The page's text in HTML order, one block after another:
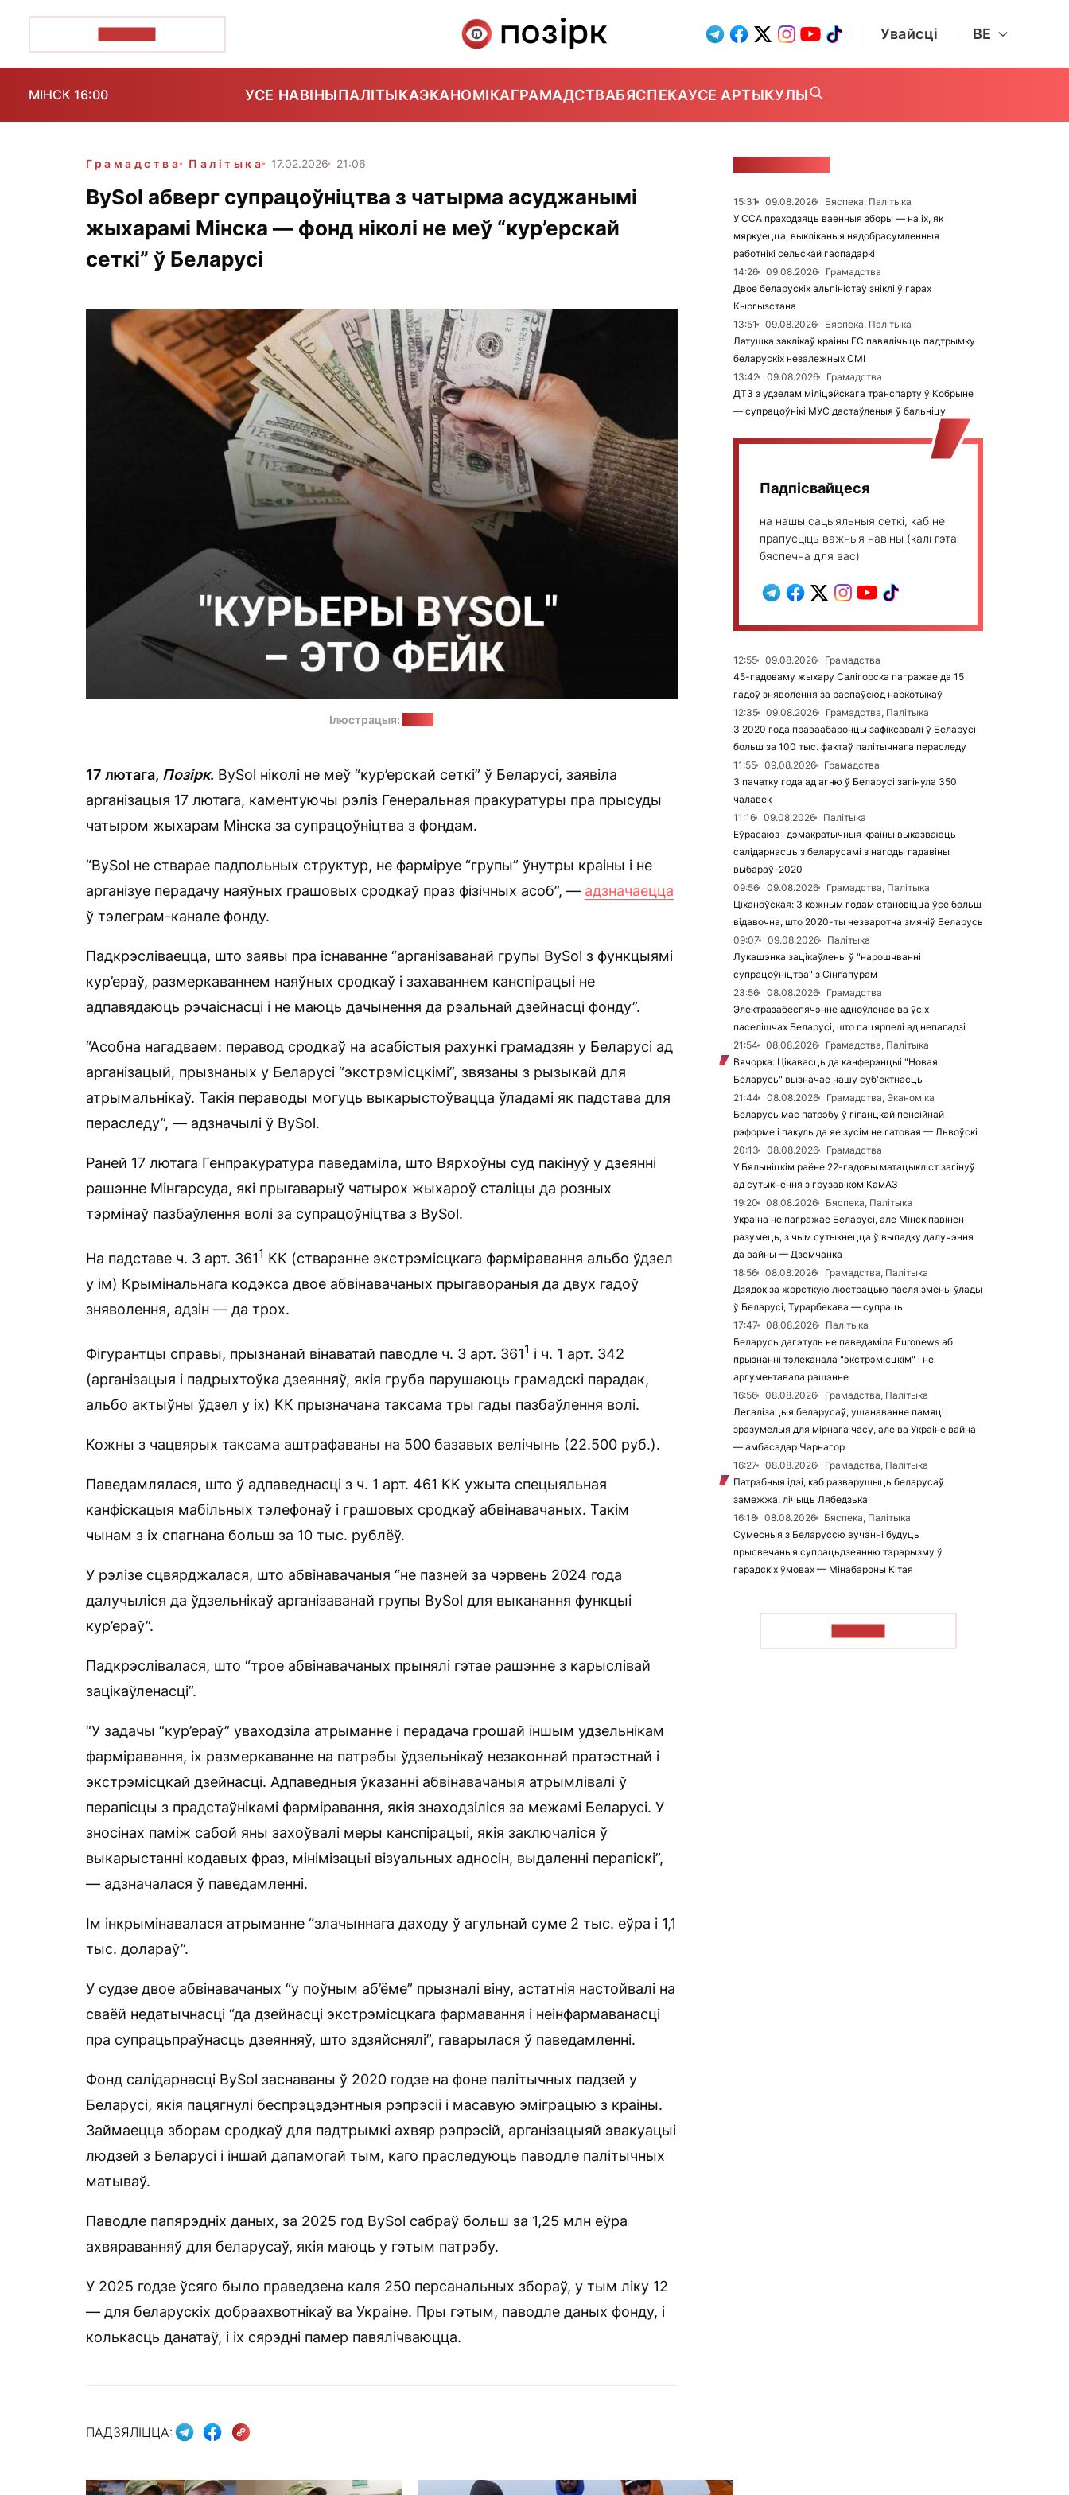
Увайсці BE
МІНСК 16:00 УСЕ НАВІНЫПАЛІТЫКАЭКАНОМІКАГРАМАДСТВАБЯСПЕКАУСЕ АРТЫКУЛЫ
Грамадства Палітыка 17.02.2026 21:06
BySol абверг супрацоўніцтва з чатырма асуджанымі
жыхарамі Мінска — фонд ніколі не меў “кур’ерскай
сеткі” ў Беларусі
Ілюстрацыя:
17 лютага, Позірк. BySol ніколі не меў “кур’ерскай сеткі” ў Беларусі, заявіла
арганізацыя 17 лютага, каментуючы рэліз Генеральная пракуратуры пра прысуды
чатыром жыхарам Мінска за супрацоўніцтва з фондам.
“BySol не стварае падпольных структур, не фарміруе “групы” ўнутры краіны і не
арганізуе перадачу наяўных грашовых сродкаў праз фізічных асоб”, — адзначаецца
ў тэлеграм-канале фонду.
Падкрэсліваецца, што заявы пра існаванне “арганізаванай групы BySol з функцыямі
кур’ераў, размеркаваннем наяўных сродкаў і захаваннем канспірацыі не
адпавядаюць рэчаіснасці і не маюць дачынення да рэальнай дзейнасці фонду”.
“Асобна нагадваем: перавод сродкаў на асабістыя рахункі грамадзян у Беларусі ад
арганізацый, прызнаных у Беларусі “экстрэмісцкімі”, звязаны з рызыкай для
атрымальнікаў. Такія пераводы могуць выкарыстоўвацца ўладамі як падстава для
пераследу”, — адзначылі ў BySol.
Раней 17 лютага Генпракуратура паведаміла, што Вярхоўны суд пакінуў у дзеянні
рашэнне Мінгарсуда, які прыгаварыў чатырох жыхароў сталіцы да розных
тэрмінаў пазбаўлення волі за супрацоўніцтва з BySol.
На падставе ч. 3 арт. 3611 КК (стварэнне экстрэмісцкага фарміравання альбо ўдзел
у ім) Крымінальнага кодэкса двое абвінавачаных прыгавораныя да двух гадоў
зняволення, адзін — да трох.
Фігурантцы справы, прызнанай вінаватай паводле ч. 3 арт. 3611 і ч. 1 арт. 342
(арганізацыя і падрыхтоўка дзеянняў, якія груба парушаюць грамадскі парадак,
альбо актыўны ўдзел у іх) КК прызначана таксама тры гады пазбаўлення волі.
Кожны з чацвярых таксама аштрафаваны на 500 базавых велічынь (22.500 руб.).
Паведамлялася, што ў адпаведнасці з ч. 1 арт. 461 КК ужыта спецыяльная
канфіскацыя мабільных тэлефонаў і грашовых сродкаў абвінавачаных. Такім
чынам з іх спагнана больш за 10 тыс. рублёў.
У рэлізе сцвярджалася, што абвінавачаныя “не пазней за чэрвень 2024 года
далучыліся да ўдзельнікаў арганізаванай групы BySol для выканання функцыі
кур’ераў”.
Падкрэслівалася, што “трое абвінавачаных прынялі гэтае рашэнне з карыслівай
зацікаўленасці”.
“У задачы “кур’ераў” уваходзіла атрыманне і перадача грошай іншым удзельнікам
фарміравання, іх размеркаванне на патрэбы ўдзельнікаў незаконнай пратэстнай і
экстрэмісцкай дзейнасці. Адпаведныя ўказанні абвінавачаныя атрымлівалі ў
перапісцы з прадстаўнікамі фарміравання, якія знаходзіліся за межамі Беларусі. У
зносінах паміж сабой яны захоўвалі меры канспірацыі, якія заключаліся ў
выкарыстанні кодавых фраз, мінімізацыі візуальных адносін, выдаленні перапіскі”,
— адзначалася ў паведамленні.
Ім інкрымінавалася атрыманне “злачыннага даходу ў агульнай суме 2 тыс. еўра і 1,1
тыс. долараў”.
У судзе двое абвінавачаных “у поўным аб’ёме” прызналі віну, астатнія настойвалі на
сваёй недатычнасці “да дзейнасці экстрэмісцкага фармавання і неінфармаванасці
пра супрацьпраўнасць дзеянняў, што здзяйснялі”, гаварылася ў паведамленні.
Фонд салідарнасці BySol заснаваны ў 2020 годзе на фоне палітычных падзей у
Беларусі, якія пацягнулі беспрэцэдэнтныя рэпрэсіі і масавую эміграцыю з краіны.
Займаецца зборам сродкаў для падтрымкі ахвяр рэпрэсій, арганізацыяй эвакуацыі
людзей з Беларусі і іншай дапамогай тым, каго праследуюць паводле палітычных
матываў.
Паводле папярэдніх даных, за 2025 год BySol сабраў больш за 1,25 млн еўра
ахвяраванняў для беларусаў, якія маюць у гэтым патрэбу.
У 2025 годзе ўсяго было праведзена каля 250 персанальных збораў, у тым ліку 12
— для беларускіх добраахвотнікаў ва Украіне. Пры гэтым, паводле даных фонду, і
колькасць данатаў, і іх сярэдні памер павялічваюцца.
ПАДЗЯЛІЦЦА:
15:31 09.08.2026
Бяспека, Палітыка
У ССА праходзяць ваенныя зборы — на іх, як
мяркуецца, выкліканыя нядобрасумленныя
работнікі сельскай гаспадаркі
14:26
09.08.2026
Грамадства
Двое беларускіх альпіністаў зніклі ў гарах
Кыргызстана
13:51
09.08.2026
Бяспека, Палітыка
Латушка заклікаў краіны ЕС павялічыць падтрымку
беларускіх незалежных СМІ
13:42
09.08.2026
Грамадства
ДТЗ з удзелам міліцэйскага транспарту ў Кобрыне
— супрацоўнікі МУС дастаўленыя ў бальніцу
Падпісвайцеся
на нашы сацыяльныя сеткі, каб не
прапусціць важныя навіны (калі гэта
бяспечна для вас)
12:55 09.08.2026
Грамадства
45-гадоваму жыхару Салігорска пагражае да 15
гадоў зняволення за распаўсюд наркотыкаў
12:35
09.08.2026
Грамадства, Палітыка
З 2020 года праваабаронцы зафіксавалі ў Беларусі
больш за 100 тыс. фактаў палітычнага пераследу
11:55
09.08.2026
Грамадства
З пачатку года ад агню ў Беларусі загінула 350
чалавек
11:16
09.08.2026
Палітыка
Еўрасаюз і дэмакратычныя краіны выказваюць
салідарнасць з беларусамі з нагоды гадавіны
выбараў-2020
09:56
09.08.2026
Грамадства, Палітыка
Ціханоўская: З кожным годам становіцца ўсё больш
відавочна, што 2020-ты незваротна змяніў Беларусь
09:07
09.08.2026
Палітыка
Лукашэнка зацікаўлены ў "нарошчванні
супрацоўніцтва" з Сінгапурам
23:56
08.08.2026
Грамадства
Электразабеспячэнне адноўленае ва ўсіх
паселішчах Беларусі, што пацярпелі ад непагадзі
21:54
08.08.2026
Грамадства, Палітыка
Вячорка: Цікавасць да канферэнцыі "Новая
Беларусь" вызначае нашу суб'ектнасць
21:44
08.08.2026
Грамадства, Эканоміка
Беларусь мае патрэбу ў гіганцкай пенсійнай
рэформе і пакуль да яе зусім не гатовая — Львоўскі
20:13
08.08.2026
Грамадства
У Бялыніцкім раёне 22-гадовы матацыкліст загінуў
ад сутыкнення з грузавіком КамАЗ
19:20
08.08.2026
Бяспека, Палітыка
Украіна не пагражае Беларусі, але Мінск павінен
разумець, з чым сутыкнецца ў выпадку далучэння
да вайны — Дземчанка
18:56
08.08.2026
Грамадства, Палітыка
Дзядок за жорсткую люстрацыю пасля змены ўлады
ў Беларусі, Турарбекава — супраць
17:47
08.08.2026
Палітыка
Беларусь дагэтуль не паведаміла Euronews аб
прызнанні тэлеканала "экстрэмісцкім" і не
аргументавала рашэнне
16:56
08.08.2026
Грамадства, Палітыка
Легалізацыя беларусаў, ушанаванне памяці
зразумелыя для мірнага часу, але ва Украіне вайна
— амбасадар Чарнагор
16:27
08.08.2026
Грамадства, Палітыка
Патрэбныя ідэі, каб разварушыць беларусаў
замежжа, лічыць Лябедзька
16:18
08.08.2026
Бяспека, Палітыка
Сумесныя з Беларуссю вучэнні будуць
прысвечаныя супрацьдзеянню тэрарызму ў
гарадскіх ўмовах — Мінабароны Кітая